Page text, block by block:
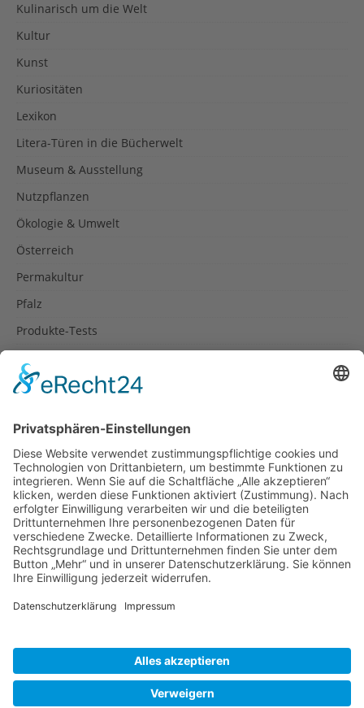
Kulinarisch um die Welt
Kultur
Kunst
Kuriositäten
Lexikon
Litera-Türen in die Bücherwelt
Museum & Ausstellung
Nutzpflanzen
Ökologie & Umwelt
Österreich
Permakultur
Pfalz
Produkte-Tests
Rezepte
Spanien
Südtirol
USA
Weihnachten
Weihnachtstexte
Datenschutzerklärung
Impressum
Cookie-Einstellungen